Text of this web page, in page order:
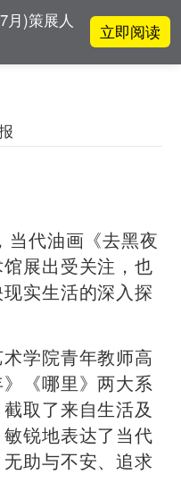
月)策展人
立即阅读
立艺术价
体的早期
代油画《去黑夜
展出受关注，也
实生活的深入探
学院青年教师高
《哪里》两大系
取了来自生活及
锐地表达了当代
助与不安、追求